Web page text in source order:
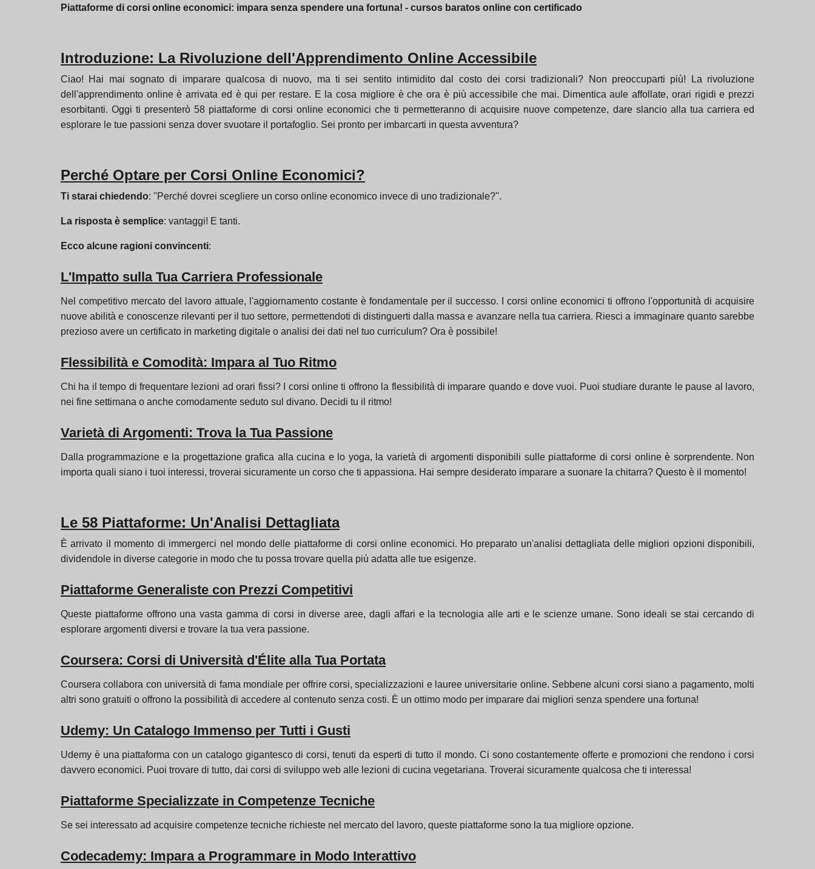
Piattaforme di corsi online economici: impara senza spendere una fortuna! - cursos baratos online con certificado
Introduzione: La Rivoluzione dell'Apprendimento Online Accessibile
Ciao! Hai mai sognato di imparare qualcosa di nuovo, ma ti sei sentito intimidito dal costo dei corsi tradizionali? Non preoccuparti più! La rivoluzione
dell'apprendimento online è arrivata ed è qui per restare. E la cosa migliore è che ora è più accessibile che mai. Dimentica aule affollate, orari rigidi e prezzi
esorbitanti. Oggi ti presenterò 58 piattaforme di corsi online economici che ti permetteranno di acquisire nuove competenze, dare slancio alla tua carriera ed
esplorare le tue passioni senza dover svuotare il portafoglio. Sei pronto per imbarcarti in questa avventura?
Perché Optare per Corsi Online Economici?
Ti starai chiedendo: ''Perché dovrei scegliere un corso online economico invece di uno tradizionale?''.
La risposta è semplice: vantaggi! E tanti.
Ecco alcune ragioni convincenti:
L'Impatto sulla Tua Carriera Professionale
Nel competitivo mercato del lavoro attuale, l'aggiornamento costante è fondamentale per il successo. I corsi online economici ti offrono l'opportunità di acquisire
nuove abilità e conoscenze rilevanti per il tuo settore, permettendoti di distinguerti dalla massa e avanzare nella tua carriera. Riesci a immaginare quanto sarebbe
prezioso avere un certificato in marketing digitale o analisi dei dati nel tuo curriculum? Ora è possibile!
Flessibilità e Comodità: Impara al Tuo Ritmo
Chi ha il tempo di frequentare lezioni ad orari fissi? I corsi online ti offrono la flessibilità di imparare quando e dove vuoi. Puoi studiare durante le pause al lavoro,
nei fine settimana o anche comodamente seduto sul divano. Decidi tu il ritmo!
Varietà di Argomenti: Trova la Tua Passione
Dalla programmazione e la progettazione grafica alla cucina e lo yoga, la varietà di argomenti disponibili sulle piattaforme di corsi online è sorprendente. Non
importa quali siano i tuoi interessi, troverai sicuramente un corso che ti appassiona. Hai sempre desiderato imparare a suonare la chitarra? Questo è il momento!
Le 58 Piattaforme: Un'Analisi Dettagliata
È arrivato il momento di immergerci nel mondo delle piattaforme di corsi online economici. Ho preparato un'analisi dettagliata delle migliori opzioni disponibili,
dividendole in diverse categorie in modo che tu possa trovare quella più adatta alle tue esigenze.
Piattaforme Generaliste con Prezzi Competitivi
Queste piattaforme offrono una vasta gamma di corsi in diverse aree, dagli affari e la tecnologia alle arti e le scienze umane. Sono ideali se stai cercando di
esplorare argomenti diversi e trovare la tua vera passione.
Coursera: Corsi di Università d'Élite alla Tua Portata
Coursera collabora con università di fama mondiale per offrire corsi, specializzazioni e lauree universitarie online. Sebbene alcuni corsi siano a pagamento, molti
altri sono gratuiti o offrono la possibilità di accedere al contenuto senza costi. È un ottimo modo per imparare dai migliori senza spendere una fortuna!
Udemy: Un Catalogo Immenso per Tutti i Gusti
Udemy è una piattaforma con un catalogo gigantesco di corsi, tenuti da esperti di tutto il mondo. Ci sono costantemente offerte e promozioni che rendono i corsi
davvero economici. Puoi trovare di tutto, dai corsi di sviluppo web alle lezioni di cucina vegetariana. Troverai sicuramente qualcosa che ti interessa!
Piattaforme Specializzate in Competenze Tecniche
Se sei interessato ad acquisire competenze tecniche richieste nel mercato del lavoro, queste piattaforme sono la tua migliore opzione.
Codecademy: Impara a Programmare in Modo Interattivo